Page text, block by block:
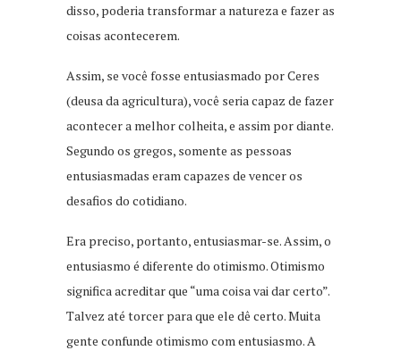
disso, poderia transformar a natureza e fazer as
coisas acontecerem.
Assim, se você fosse entusiasmado por Ceres
(deusa da agricultura), você seria capaz de fazer
acontecer a melhor colheita, e assim por diante.
Segundo os gregos, somente as pessoas
entusiasmadas eram capazes de vencer os
desafios do cotidiano.
Era preciso, portanto, entusiasmar-se. Assim, o
entusiasmo é diferente do otimismo. Otimismo
significa acreditar que “uma coisa vai dar certo”.
Talvez até torcer para que ele dê certo. Muita
gente confunde otimismo com entusiasmo. A